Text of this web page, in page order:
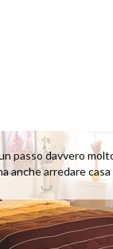
passo davvero
anche arredare casa